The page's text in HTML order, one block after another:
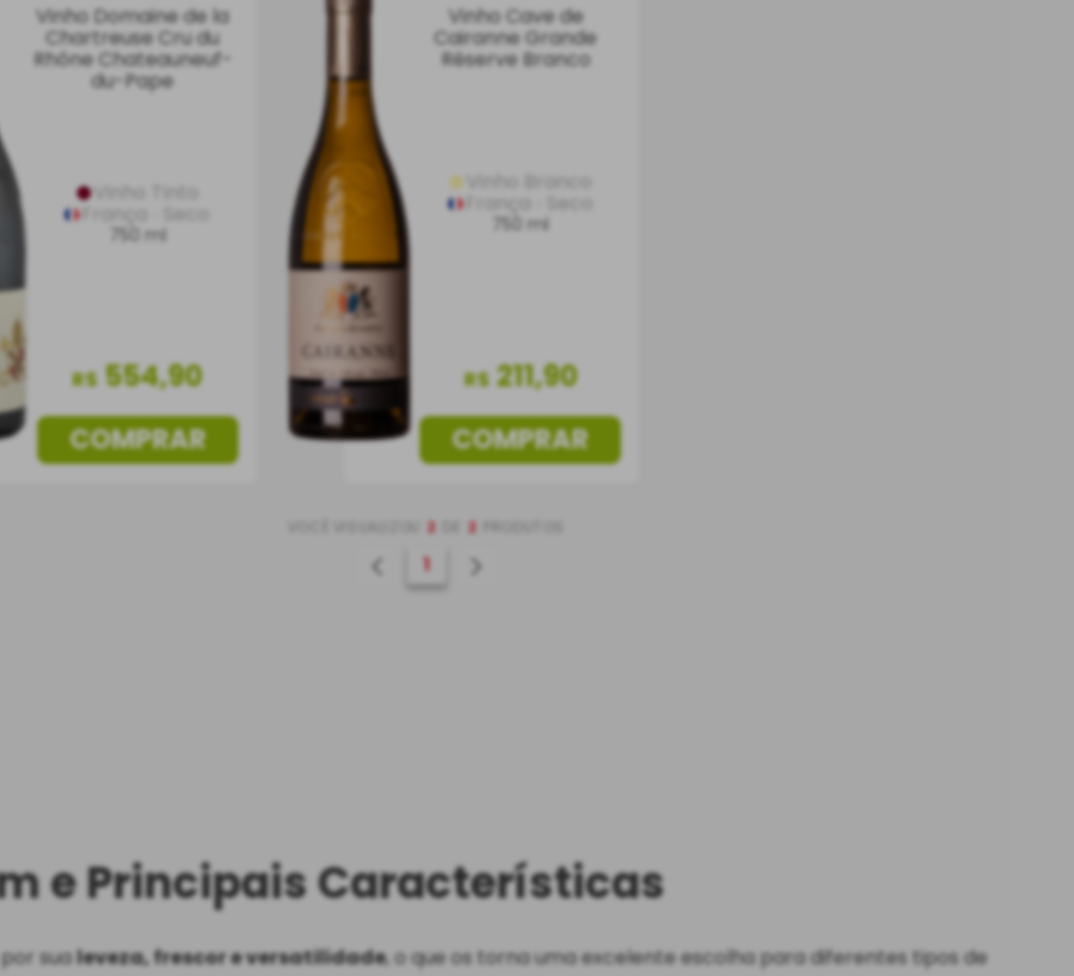
Vinho Domaine de la
Chartreuse Cru du
Rhône Chateauneuf-
du-Pape
Vinho Tinto
Seco
750 ml
R$ 554,90
COMPRAR
Vinho Cave de
Cairanne Grande
Réserve Branco
França Seco
750 ml
R$ 211,90
COMPRAR
2 2
1
e Principais Características
sualeveza, frescor e versatilidade, o que os torna uma excelente escolha para diferentes tipos de